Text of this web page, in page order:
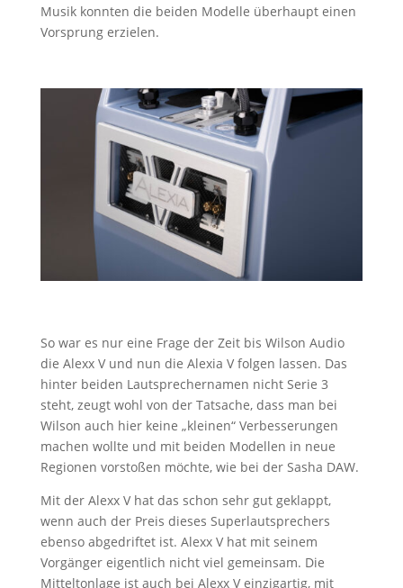
Musik konnten die beiden Modelle überhaupt einen
Vorsprung erzielen.
So war es nur eine Frage der Zeit bis Wilson Audio
die Alexx V und nun die Alexia V folgen lassen. Das
hinter beiden Lautsprechernamen nicht Serie 3
steht, zeugt wohl von der Tatsache, dass man bei
Wilson auch hier keine „kleinen“ Verbesserungen
machen wollte und mit beiden Modellen in neue
Regionen vorstoßen möchte, wie bei der Sasha DAW.
Mit der Alexx V hat das schon sehr gut geklappt,
wenn auch der Preis dieses Superlautsprechers
ebenso abgedriftet ist. Alexx V hat mit seinem
Vorgänger eigentlich nicht viel gemeinsam. Die
Mitteltonlage ist auch bei Alexx V einzigartig, mit